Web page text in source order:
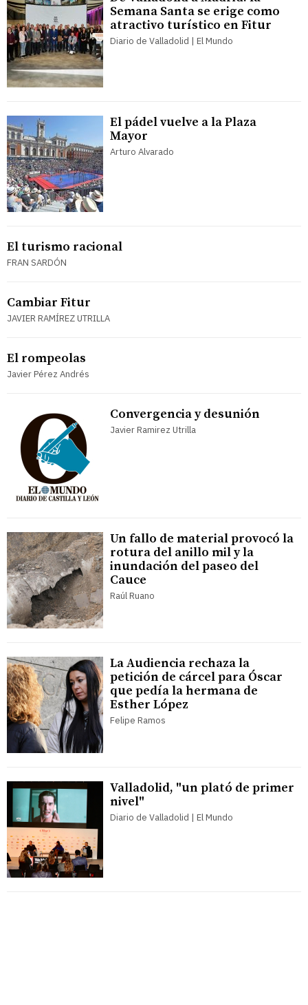
Semana Santa se erige como
atractivo turístico en Fitur
Diario de Valladolid | El Mundo
El pádel vuelve a la Plaza
Mayor
Arturo Alvarado
El turismo racional
FRAN SARDÓN
Cambiar Fitur
JAVIER RAMÍREZ UTRILLA
El rompeolas
Javier Pérez Andrés
Convergencia y desunión
Javier Ramirez Utrilla
Un fallo de material provocó la
rotura del anillo mil y la
inundación del paseo del
Cauce
Raúl Ruano
La Audiencia rechaza la
petición de cárcel para Óscar
que pedía la hermana de
Esther López
Felipe Ramos
Valladolid, "un plató de primer
nivel"
Diario de Valladolid | El Mundo